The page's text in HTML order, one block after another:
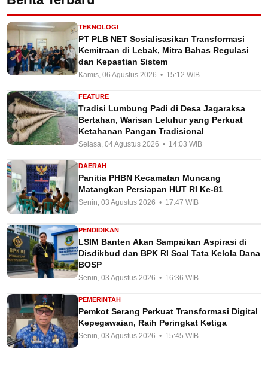
TEKNOLOGI
PT PLB NET Sosialisasikan Transformasi
Kemitraan di Lebak, Mitra Bahas Regulasi
dan Kepastian Sistem
Kamis, 06 Agustus 2026 • 15:12 WIB
FEATURE
Tradisi Lumbung Padi di Desa Jagaraksa
Bertahan, Warisan Leluhur yang Perkuat
Ketahanan Pangan Tradisional
Selasa, 04 Agustus 2026 • 14:03 WIB
DAERAH
Panitia PHBN Kecamatan Muncang
Matangkan Persiapan HUT RI Ke-81
Senin, 03 Agustus 2026 • 17:47 WIB
PENDIDIKAN
LSIM Banten Akan Sampaikan Aspirasi di
Disdikbud dan BPK RI Soal Tata Kelola Dana
BOSP
Senin, 03 Agustus 2026 • 16:36 WIB
PEMERINTAH
Pemkot Serang Perkuat Transformasi Digital
Kepegawaian, Raih Peringkat Ketiga
Senin, 03 Agustus 2026 • 15:45 WIB